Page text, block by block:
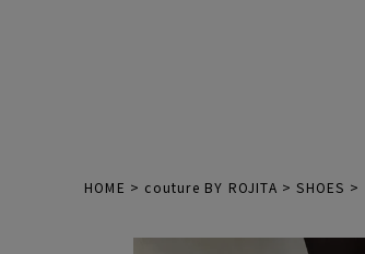
HOME couture BY ROJITA SHOES